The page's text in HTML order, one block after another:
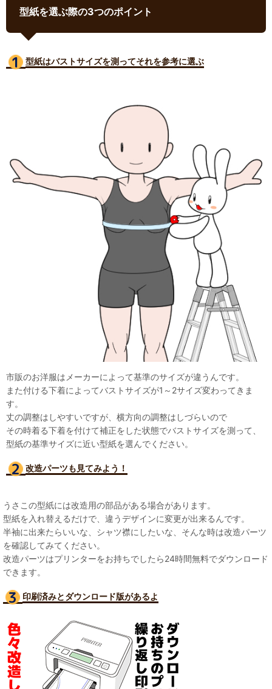
型紙を選ぶ際の3つのポイント
型紙はバストサイズを測ってそれを参考に選ぶ
市販のお洋服はメーカーによって基準のサイズが違うんです。
また付ける下着によってバストサイズが1～2サイズ変わってきま
す。
丈の調整はしやすいですが、横方向の調整はしづらいので
その時着る下着を付けて補正をした状態でバストサイズを測って、
型紙の基準サイズに近い型紙を選んでください。
改造パーツも見てみよう！
うさこの型紙には改造用の部品がある場合があります。
型紙を入れ替えるだけで、違うデザインに変更が出来るんです。
半袖に出来たらいいな、シャツ襟にしたいな、そんな時は改造パーツ
を確認してみてください。
改造パーツはプリンターをお持ちでしたら24時間無料でダウンロード
できます。
印刷済みとダウンロード版があるよ